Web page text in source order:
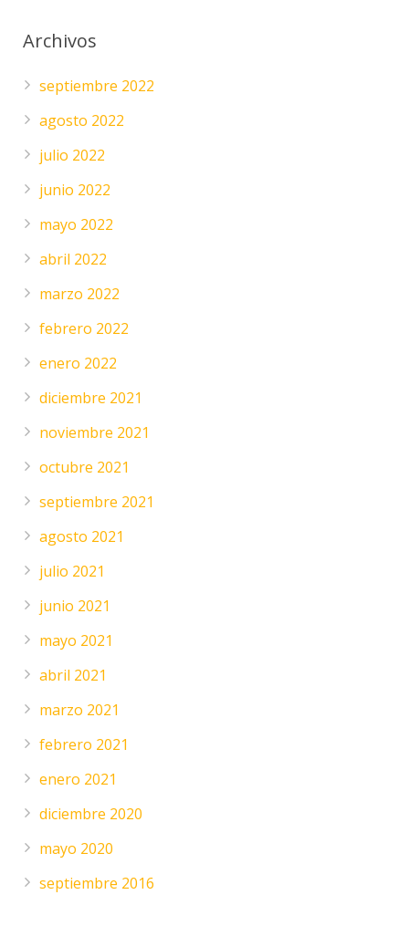
Archivos
septiembre 2022
agosto 2022
julio 2022
junio 2022
mayo 2022
abril 2022
marzo 2022
febrero 2022
enero 2022
diciembre 2021
noviembre 2021
octubre 2021
septiembre 2021
agosto 2021
julio 2021
junio 2021
mayo 2021
abril 2021
marzo 2021
febrero 2021
enero 2021
diciembre 2020
mayo 2020
septiembre 2016